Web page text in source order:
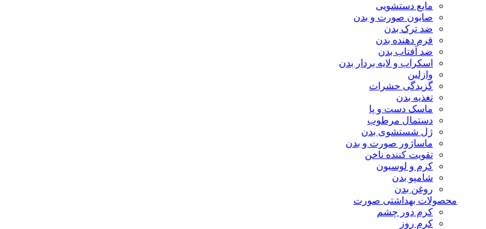
مایع دستشویی
صابون صورت و بدن
ضد ترک بدن
فرم دهنده بدن
ضد آفتاب بدن
اسکراب و لایه بردار بدن
وازلین
گزیدگی حشرات
تغذیه بدن
ماسک دست و پا
دستمال مرطوب
ژل شستشوی بدن
ماساژور صورت و بدن
تقویت کننده ناخن
کرم و لوسیون
شامپو بدن
روغن بدن
محصولات بهداشتی صورت
کرم دور چشم
کرم روز